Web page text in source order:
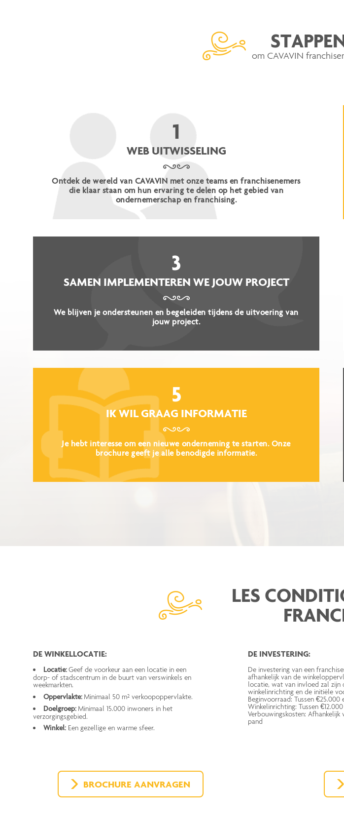
om CAVAVIN
1
WEB UITWISSELING
Ontdek de wereld van CAVAVIN met onze teams en franchisenemers
die klaar staan om hun ervaring te delen op het gebied van
ondernemerschap en franchising.
3
SAMEN IMPLEMENTEREN WE JOUW PROJECT
We blijven je ondersteunen en begeleiden tijdens de uitvoering van
jouw project.
5
IK WIL GRAAG INFORMATIE
Je hebt interesse om een nieuwe onderneming te starten. Onze
brochure geeft je alle benodigde informatie.
LES
DE WINKELLOCATIE:
Locatie:Geef de voorkeur aan een locatie in een
dorp- of stadscentrum in de buurt van verswinkels en
weekmarkten.
Oppervlakte: Minimaal 50 m² verkoopoppervlakte.
Doelgroep: Minimaal 15.000 inwoners in het
verzorgingsgebied.
Winkel: Een gezellige en warme sfeer.
DE INVESTERING:
De investering van een
afhankelijk van de
locatie, wat van invloed zal zijn
winkelinrichting en de initiële
Beginvoorraad: Tussen
Winkelinrichting: Tussen
Verbouwingskosten: Afhankelijk
pand
BROCHURE AANVRAGEN